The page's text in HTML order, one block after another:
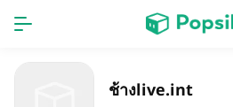
ช้างlive.int